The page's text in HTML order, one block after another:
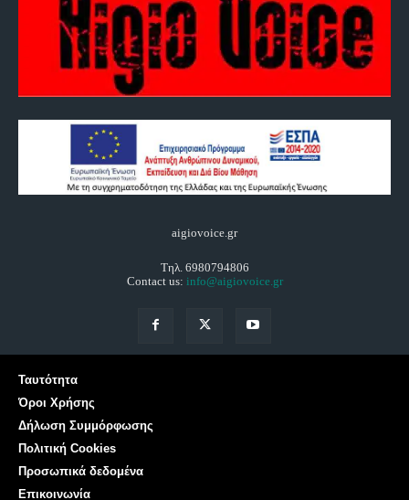
aigiovoice.gr
Τηλ. 6980794806
Contact us: info@aigiovoice.gr
Ταυτότητα
Όροι Χρήσης
Δήλωση Συμμόρφωσης
Πολιτική Cookies
Προσωπικά δεδομένα
Επικοινωνία